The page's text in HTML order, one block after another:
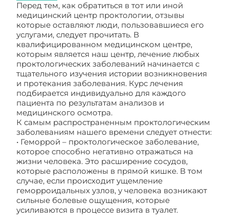
Перед тем, как обратиться в тот или иной
медицинский центр проктологии, отзывы
которые оставляют люди, пользовавшиеся его
услугами, следует прочитать. В
квалифицированном медицинском центре,
которым является наш центр, лечение любых
проктологических заболеваний начинается с
тщательного изучения истории возникновения
и протекания заболевания. Курс лечения
подбирается индивидуально для каждого
пациента по результатам анализов и
медицинского осмотра.
К самым распространенным проктологическим
заболеваниям нашего времени следует отнести:
• Геморрой – проктологическое заболевание,
которое способно негативно отражаться на
жизни человека. Это расширение сосудов,
которые расположены в прямой кишке. В том
случае, если происходит ущемление
геморроидальных узлов, у человека возникают
сильные болевые ощущения, которые
усиливаются в процессе визита в туалет.